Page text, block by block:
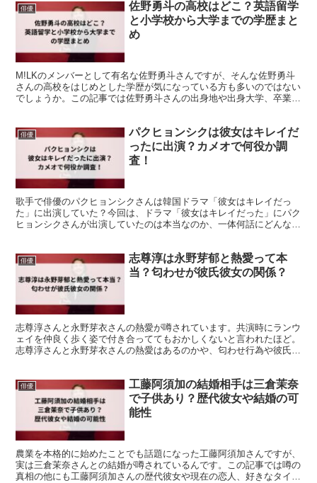
俳優
佐野勇斗の高校はどこ？英語留学
と小学校から大学までの学歴まと
め
M!LKのメンバーとして有名な佐野勇斗さんですが、そんな佐野勇斗
さんの高校をはじめとした学歴が気になっている方も多いのではない
でしょうか。この記事では佐野勇斗さんの出身地や出身大学、卒業し
俳優
パクヒョンシクは彼女はキレイだ
ったに出演？カメオで何役か調
査！
歌手で俳優のパクヒョンシクさんは韓国ドラマ「彼女はキレイだっ
た」に出演していた？今回は、ドラマ「彼女はキレイだった」にパク
ヒョンシクさんが出演していたのは本当なのか、一体何話にどんな役
俳優
志尊淳は永野芽郁と熱愛って本
当？匂わせが彼氏彼女の関係？
志尊淳さんと永野芽衣さんの熱愛が噂されています。共演時にランウ
ェイを仲良く歩く姿で付き合っててもおかしくないと言われたほど。
志尊淳さんと永野芽衣さんの熱愛はあるのかや、匂わせ行為や彼氏、
俳優
工藤阿須加の結婚相手は三倉茉奈
で子供あり？歴代彼女や結婚の可
能性
農業を本格的に始めたことでも話題になった工藤阿須加さんですが、
実は三倉茉奈さんとの結婚が噂されているんです。この記事では噂の
真相の他にも工藤阿須加さんの歴代彼女や現在の恋人、好きなタイ